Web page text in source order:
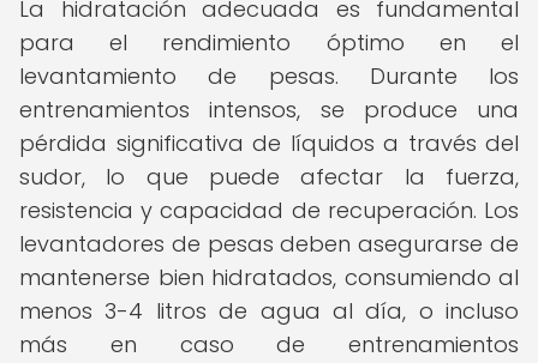
La hidratación adecuada es fundamental
para el rendimiento óptimo en el
levantamiento de pesas. Durante los
entrenamientos intensos, se produce una
pérdida significativa de líquidos a través del
sudor, lo que puede afectar la fuerza,
resistencia y capacidad de recuperación. Los
levantadores de pesas deben asegurarse de
mantenerse bien hidratados, consumiendo al
menos 3-4 litros de agua al día, o incluso
más en caso de entrenamientos